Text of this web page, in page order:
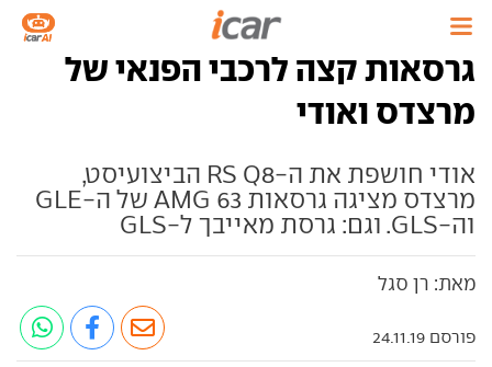
גרסאות קצה לרכבי הפנאי של
מרצדס ואודי
אודי חושפת את ה-RS Q8 הביצועיסט,
מרצדס מציגה גרסאות AMG 63 של ה-GLE
וה-GLS. וגם: גרסת מאייבך ל-GLS
מאת: רן סגל
פורסם 24.11.19